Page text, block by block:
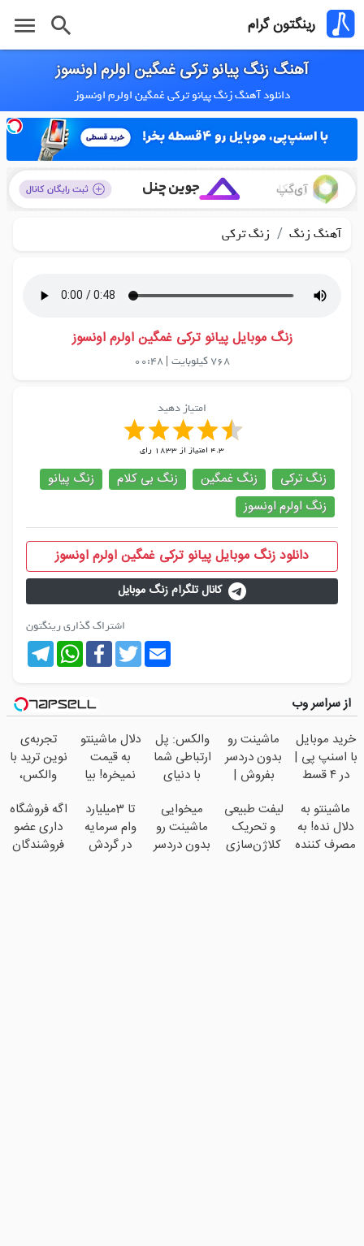
رینگتون گرام search
menu
آهنگ زنگ پیانو ترکی غمگین اولرم اونسوز
دانلود آهنگ زنگ پیانو ترکی غمگین اولرم اونسوز
آهنگ زنگ / زنگ ترکی
زنگ موبایل پیانو ترکی غمگین اولرم اونسوز
768 کیلوبایت |
00:48
امتیاز دهید
4.3 امتیاز از1833 رای
زنگ ترکی زنگ غمگین زنگ بی کلام
زنگ پیانو
زنگ اولرم اونسوز
دانلود زنگ موبایل پیانو ترکی غمگین اولرم اونسوز
کانال تلگرام زنگ موبایل
اشتراک گذاری رینگتون
Telegram
WhatsAppFacebookTwitterEmail
از سراسر وب
خرید موبایل
با اسنپ پی |
در ۴ قسط
کارمزد!
ماشینت رو
بدون دردسر
بفروش |
کمسیون 😍
والکس: پل
ارتباطی شما
با دنیای
دیجیتال
دلال ماشینتو
به قیمت
نمیخره! بیا
قیمت
بفروش*فقط
خریدار
تجربه‌ی
نوین ترید با
والکس،
روشن در
انتظار
شماست
ماشینتو به
دلال نده! به
مصرف کننده
لیفت طبیعی
و تحریک
کلاژن‌سازی
میخوایی
ماشینت رو
بدون دردسر
تا 3میلیارد
وام سرمایه
در گردش
اگه فروشگاه
داری عضو
فروشندگان